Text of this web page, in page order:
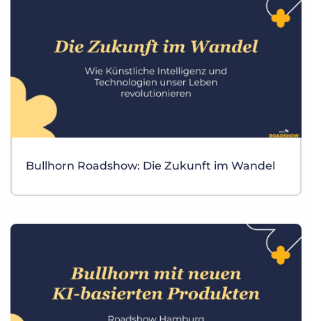
Bullhorn Roadshow: Die Zukunft im Wandel